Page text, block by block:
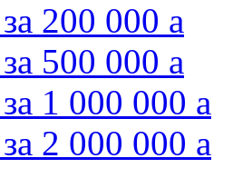
200 000 a
500 000 a
1 000 000 a
2 000 000 a